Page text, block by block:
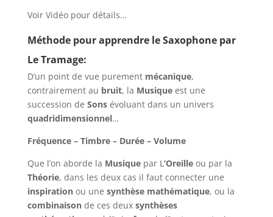
Voir Vidéo pour détails…
Méthode pour apprendre le Saxophone par
Le Tramage:
D’un point de vue purement mécanique,
contrairement au bruit, la Musiqueest une
succession de Sonsévoluant dans un univers
quadridimensionnel…
Fréquence – Timbre – Durée – Volume
Que l’on aborde la Musiquepar L‘Oreille ou par la
Théorie, dans les deux cas il faut connecter une
inspirationou une synthèse mathématique, ou la
combinaisonde ces deux synthèses